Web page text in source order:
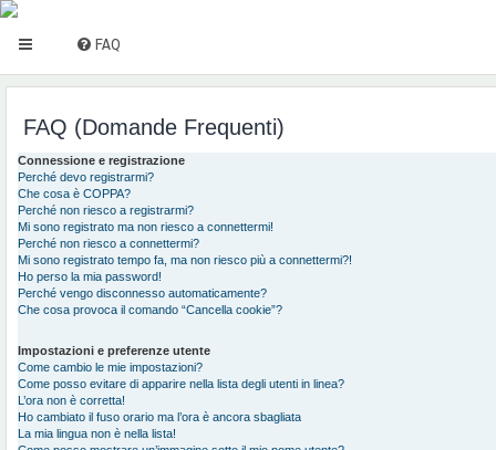
FAQ
FAQ (Domande Frequenti)
Connessione e registrazione
Perché devo registrarmi?
Che cosa è COPPA?
Perché non riesco a registrarmi?
Mi sono registrato ma non riesco a connettermi!
Perché non riesco a connettermi?
Mi sono registrato tempo fa, ma non riesco più a connettermi?!
Ho perso la mia password!
Perché vengo disconnesso automaticamente?
Che cosa provoca il comando “Cancella cookie”?
Impostazioni e preferenze utente
Come cambio le mie impostazioni?
Come posso evitare di apparire nella lista degli utenti in linea?
L’ora non è corretta!
Ho cambiato il fuso orario ma l’ora è ancora sbagliata
La mia lingua non è nella lista!